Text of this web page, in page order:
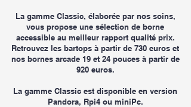
La gamme Classic, élaborée par nos soins,
vous propose une sélection de borne
accessible au meilleur rapport qualité prix.
Retrouvez les bartops à partir de 730 euros et
nos bornes arcade 19 et 24 pouces à partir de
920 euros.
La gamme Classic est disponible en version
Pandora, Rpi4 ou miniPc.